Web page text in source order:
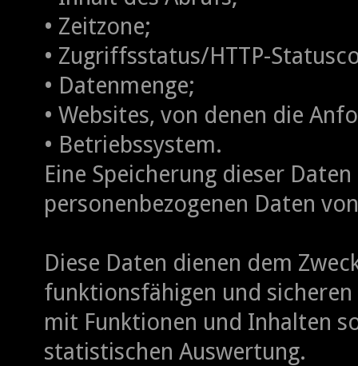
• Zeitzone;
• Zugriffsstatus/HTTP-
• Datenmenge;
• Websites, von denen die
• Betriebssystem.
Eine Speicherung dieser
personenbezogenen Daten
Diese Daten dienen dem
funktionsfähigen und
mit Funktionen und Inhalten
statistischen Auswertung.